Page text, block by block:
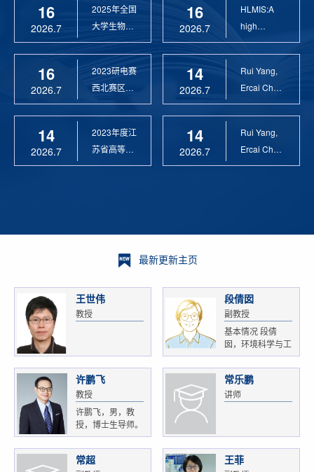
16
2026.7
2025年全国
大学生物联
网设计竞赛
16
2026.7
2023研电赛
西北赛区优
秀指导教师
14
2026.7
2023年度江
苏省高等学
校科学技术
16
2026.7
HLMIS:A
high
Resolution
14
2026.7
Rui Yang,
Ercai Chen
and
14
2026.7
Rui Yang,
Ercai Chen
and
最新更新主页
王世伟
教授
段倩囡
副教授
基本情况 段倩
囡，环境科学与工
程...
许鹏飞
教授
许鹏飞，男，教
授，博士生导师。
获...
常乐鹏
讲师
常超 王菲